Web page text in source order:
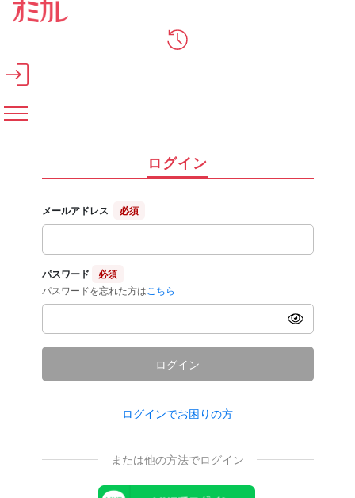
メインコンテンツへスキップ
ログイン
メールアドレス 必須
パスワード
必須
パスワードを忘れた方は こちら
ログイン
ログインでお困りの方
または他の方法でログイン